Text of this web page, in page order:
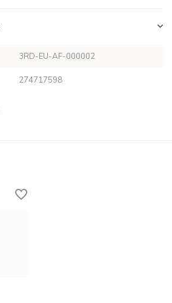
3RD-EU-AF-000002
274717598